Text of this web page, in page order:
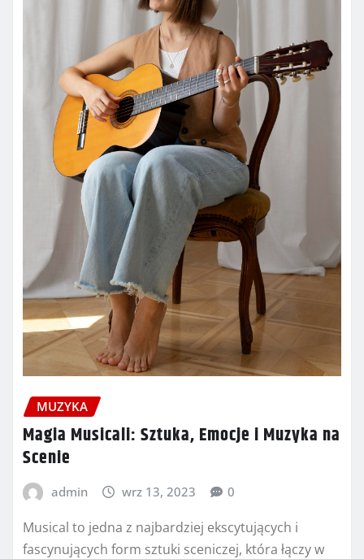
MUZYKA
Magia Musicali: Sztuka, Emocje i Muzyka na
Scenie
admin wrz 13, 2023 0
Musical to jedna z najbardziej ekscytujących i
fascynujących form sztuki sceniczej, która łączy w